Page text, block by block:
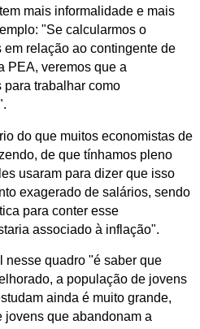
mais informalidade e mais
"Se calcularmos o
relação ao contingente de
PEA, veremos que a
trabalhar como
do que muitos economistas de
de que tínhamos pleno
usaram para dizer que isso
exagerado de salários, sendo
para conter esse
associado à inflação".
nesse quadro "é saber que
a população de jovens
ainda é muito grande,
jovens que abandonam a